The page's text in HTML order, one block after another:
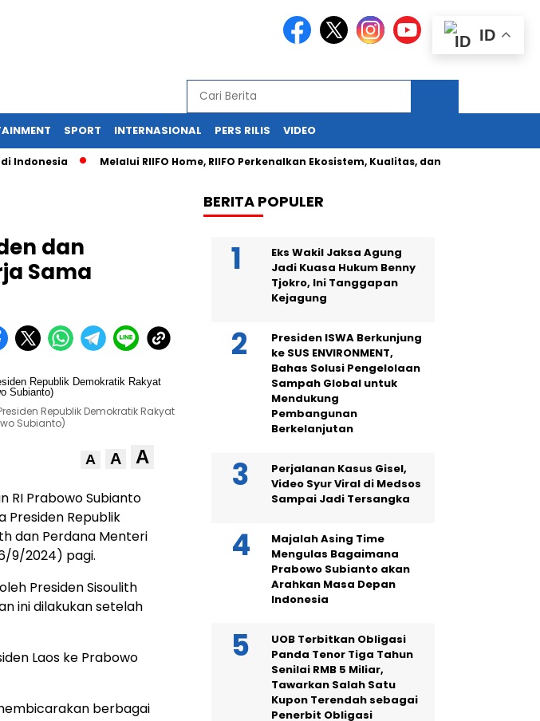
SPORT INTERNASIONAL PERS RILIS VIDEO
Melalui RIIFO Home, RIIFO Perkenalkan Ekosistem, Kualitas, dan Inovasi Produk di
dan
Sama
Republik Demokratik Rakyat
Subianto)
A A A
RI Prabowo Subianto
Presiden Republik
dan Perdana Menteri
9/2024) pagi.
Presiden Sisoulith
ini dilakukan setelah
Laos ke Prabowo
berbagai
BERITA POPULER
Eks Wakil Jaksa Agung
Jadi Kuasa Hukum Benny
Tjokro, Ini Tanggapan
Kejagung
Presiden ISWA Berkunjung
ke SUS ENVIRONMENT,
Bahas Solusi Pengelolaan
Sampah Global untuk
Mendukung
Pembangunan
Berkelanjutan
Perjalanan Kasus Gisel,
Video Syur Viral di Medsos
Sampai Jadi Tersangka
Majalah Asing Time
Mengulas Bagaimana
Prabowo Subianto akan
Arahkan Masa Depan
Indonesia
UOB Terbitkan Obligasi
Panda Tenor Tiga Tahun
Senilai RMB 5 Miliar,
Tawarkan Salah Satu
Kupon Terendah sebagai
Penerbit Obligasi
ID